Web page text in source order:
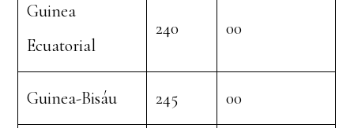
Guinea
Ecuatorial
240 00
Guinea-Bisáu 245 00